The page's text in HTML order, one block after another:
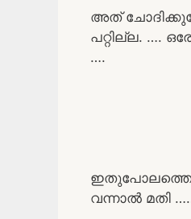
അത്
പറ്റില്ല. ….
….
ഇതുപോലത്തെ
വന്നാൽ മതി